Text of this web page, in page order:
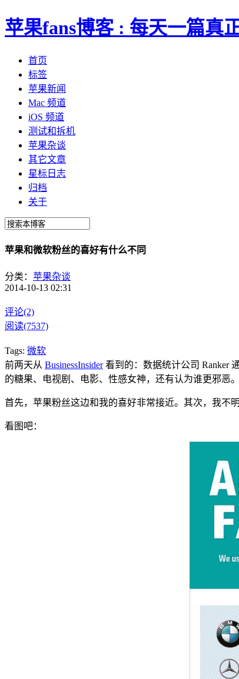
苹果fans博客 : 每天一篇真
首页
标签
苹果新闻
Mac 频道
iOS 频道
测试和拆机
苹果杂谈
其它文章
星标日志
归档
关于
苹果和微软粉丝的喜好有什么不同
分类： 苹果杂谈
2014-10-13 02:31
评论(2)
阅读(7537)
Tags: 微软
前两天从 BusinessInsider看到的：数据统计公司 Ranker
的糖果、电视剧、电影、性感女神，还有认为谁更邪恶。
首先，苹果粉丝这边和我的喜好非常接近。其次，我不
看图吧：